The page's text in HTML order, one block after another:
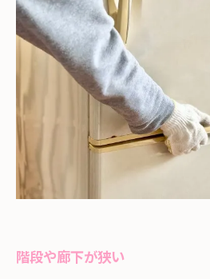
階段や廊下が狭い